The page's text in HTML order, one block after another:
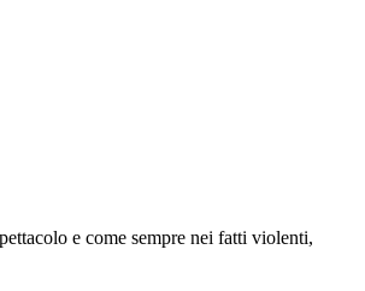
e come sempre nei fatti violenti,